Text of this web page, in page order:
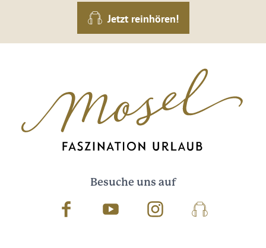
Jetzt reinhören!
Besuche uns auf
Facebook Youtube InstagramPodcast